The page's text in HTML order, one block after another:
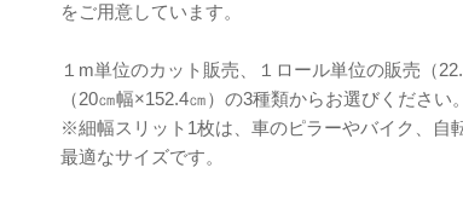
をご用意しています。
１m単位のカット販売、１ロール単位の販売（
（20㎝幅×152.4㎝）の3種類からお選びください。
※細幅スリット1枚は、車のピラーやバイク、自
最適なサイズです。